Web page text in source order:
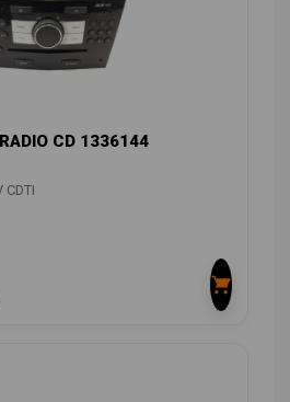
CD 1336144
CDTI